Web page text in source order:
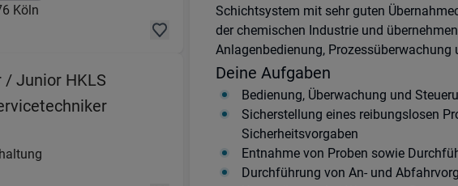
Köln
/ Junior HKLS
& Instandhaltung) in 50354 Hürth
Schichtsystem mit sehr guten
der chemischen Industrie und
Anlagenbedienung, Prozessüberwachung
Deine Aufgaben
Bedienung, Überwachung und
Sicherstellung eines reibungslosen
Sicherheitsvorgaben
Entnahme von Proben sowie
Durchführung von An- und